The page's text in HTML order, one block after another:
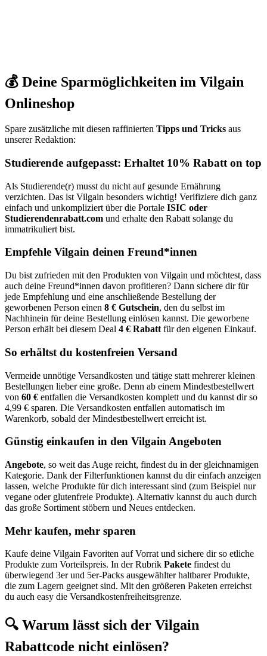
💰 Deine Sparmöglichkeiten im Vilgain
Onlineshop
Spare zusätzliche mit diesen raffinierten Tipps und Tricks aus
unserer Redaktion:
Studierende aufgepasst: Erhaltet 10% Rabatt on top
Als Studierende(r) musst du nicht auf gesunde Ernährung
verzichten. Das ist Vilgain besonders wichtig! Verifiziere dich ganz
einfach und unkompliziert über die Portale ISIC oder
Studierendenrabatt.com und erhalte den Rabatt solange du
immatrikuliert bist.
Empfehle Vilgain deinen Freund*innen
Du bist zufrieden mit den Produkten von Vilgain und möchtest, dass
auch deine Freund*innen davon profitieren? Dann sichere dir für
jede Empfehlung und eine anschließende Bestellung der
geworbenen Person einen 8 € Gutschein, den du selbst im
Nachhinein für deine Bestellung einlösen kannst. Die geworbene
Person erhält bei diesem Deal 4 € Rabatt für den eigenen Einkauf.
So erhältst du kostenfreien Versand
Vermeide unnötige Versandkosten und tätige statt mehrerer kleinen
Bestellungen lieber eine große. Denn ab einem Mindestbestellwert
von 60 € entfallen die Versandkosten komplett und du kannst dir so
4,99 € sparen. Die Versandkosten entfallen automatisch im
Warenkorb, sobald der Mindestbestellwert erreicht ist.
Günstig einkaufen in den Vilgain Angeboten
Angebote, so weit das Auge reicht, findest du in der gleichnamigen
Kategorie. Dank der Filterfunktionen kannst du dir einfach anzeigen
lassen, welche Produkte für dich interessant sind (zum Beispiel nur
vegane oder glutenfreie Produkte). Alternativ kannst du auch durch
das große Sortiment stöbern und Neues entdecken.
Mehr kaufen, mehr sparen
Kaufe deine Vilgain Favoriten auf Vorrat und sichere dir so etliche
Produkte zum Vorteilspreis. In der Rubrik Pakete findest du
überwiegend 3er und 5er-Packs ausgewählter haltbarer Produkte,
die zum Lagern geeignet sind. Mit den größeren Paketen erreichst
du auch easy die Versandkostenfreiheitsgrenze.
🔍 Warum lässt sich der Vilgain
Rabattcode nicht einlösen?